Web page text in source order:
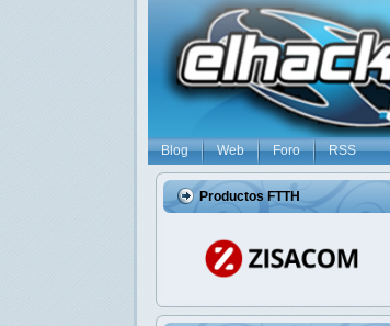
Blog Web Foro RSS
Productos FTTH